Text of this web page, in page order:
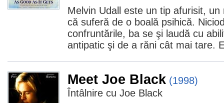
Melvin Udall este un tip afurisit,
că suferă de o boală psihică.
confruntările, ba se şi laudă cu
antipatic şi de a răni cât mai tare.
Meet Joe Black (1998)
Întâlnire cu Joe Black